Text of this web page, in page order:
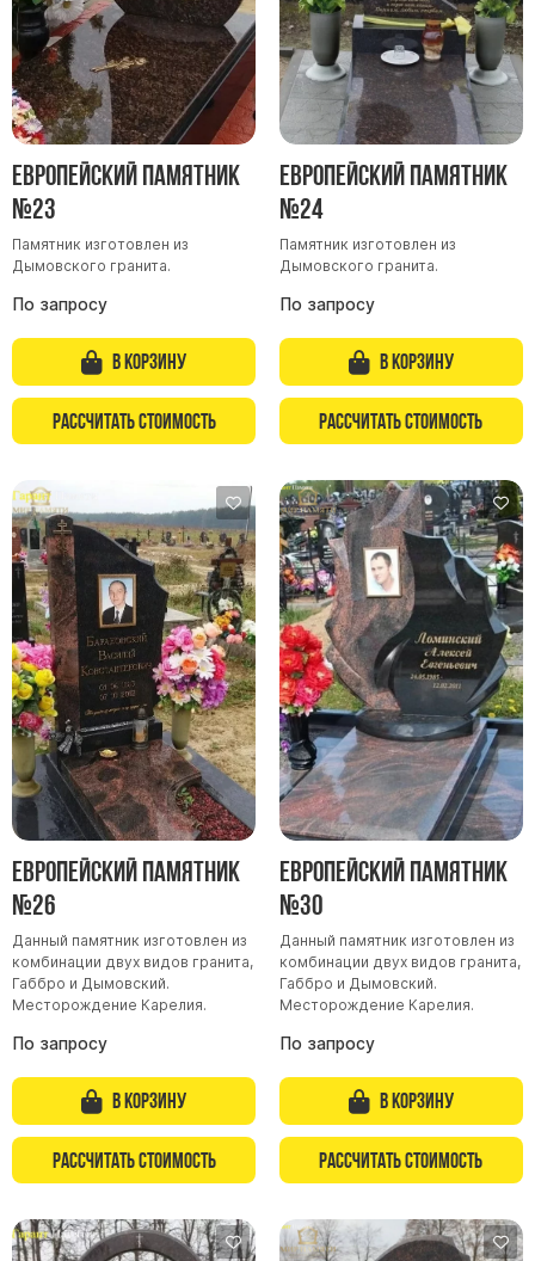
Европейский памятник
№23
Памятник изготовлен из
Дымовского гранита.
По запросу
В корзину
Рассчитать стоимость
Европейский памятник
№24
Памятник изготовлен из
Дымовского гранита.
По запросу
В корзину
Рассчитать стоимость
Европейский памятник
№26
Данный памятник изготовлен из
комбинации двух видов гранита,
Габбро и Дымовский.
Месторождение Карелия.
По запросу
В корзину
Рассчитать стоимость
Европейский памятник
№30
Данный памятник изготовлен из
комбинации двух видов гранита,
Габбро и Дымовский.
Месторождение Карелия.
По запросу
В корзину
Рассчитать стоимость